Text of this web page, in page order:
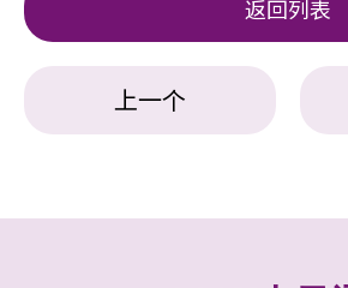
返回列表
上一个